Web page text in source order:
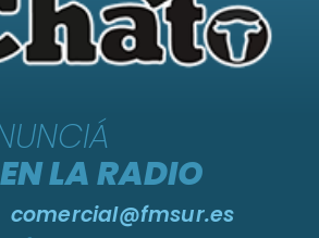
EN LA RADIO
comercial@fmsur.es